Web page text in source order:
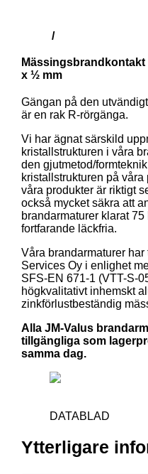
/
x ½ mm
Gängan på den
är en rak R-rörgänga.
Vi har ägnat särskild
kristallstrukturen i våra
den gjutmetod/
kristallstrukturen på
våra produkter är riktigt
också mycket säkra att
brandarmaturer klarat
fortfarande läckfria.
Våra brandarmaturer
Services Oy i enlighet
SFS-EN 671-1 (VTT-S-
högkvalitativt inhemskt
zinkförlustbeständig
Alla JM-Valus
tillgängliga som
samma dag.
DATABLAD
Ytterligare